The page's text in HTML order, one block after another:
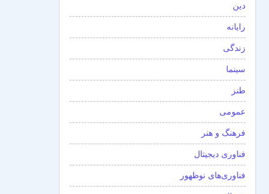
دین
رایانه
زندگی
سینما
طنز
عمومی
فرهنگ و هنر
فناوری دیجیتال
فناوری‌های نوظهور